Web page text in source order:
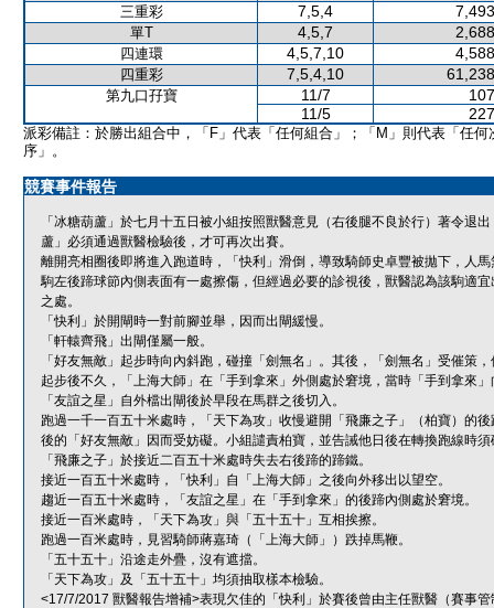
三重彩
7,5,4
單T 4,5,7
四連環 4,5,7,10
四重彩 7,5,4,10
第九口孖寶 11/7
11/5
派彩備註：於勝出組合中，「F」代表「任何組合」；「M」則代表「任何
序」。
競賽事件報告
「冰糖葫蘆」於七月十五日被小組按照獸醫意見（右後腿不良於行）著令退
蘆」必須通過獸醫檢驗後，才可再次出賽。
離開亮相圈後即將進入跑道時，「快利」滑倒，導致騎師史卓豐被拋下，人
駒左後蹄球節內側表面有一處擦傷，但經過必要的診視後，獸醫認為該駒適
之處。
「快利」於開閘時一對前腳並舉，因而出閘緩慢。
「軒轅齊飛」出閘僅屬一般。
「好友無敵」起步時向內斜跑，碰撞「劍無名」。其後，「劍無名」受催策
起步後不久，「上海大師」在「手到拿來」外側處於窘境，當時「手到拿來
「友誼之星」自外檔出閘後於早段在馬群之後切入。
跑過一千一百五十米處時，「天下為攻」收慢避開「飛廉之子」（柏寶）的
後的「好友無敵」因而受妨礙。小組譴責柏寶，並告誡他日後在轉換跑線時
「飛廉之子」於接近二百五十米處時失去右後蹄的蹄鐵。
接近一百五十米處時，「快利」自「上海大師」之後向外移出以望空。
趨近一百五十米處時，「友誼之星」在「手到拿來」的後蹄內側處於窘境。
接近一百米處時，「天下為攻」與「五十五十」互相挨擦。
跑過一百米處時，見習騎師蔣嘉琦（「上海大師」）跌掉馬鞭。
「五十五十」沿途走外疊，沒有遮擋。
「天下為攻」及「五十五十」均須抽取樣本檢驗。
<17/7/2017 獸醫報告增補>表現欠佳的「快利」於賽後曾由主任獸醫（賽事